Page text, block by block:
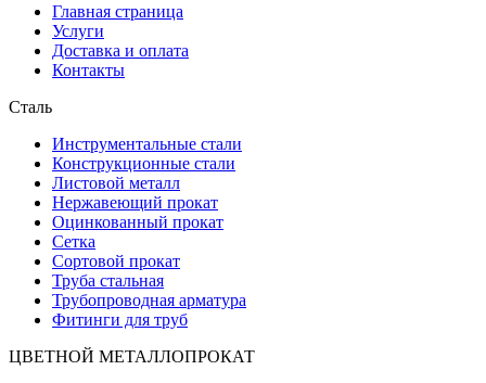
Главная страница
Услуги
Доставка и оплата
Контакты
Сталь
Инструментальные стали
Конструкционные стали
Листовой металл
Нержавеющий прокат
Оцинкованный прокат
Сетка
Сортовой прокат
Труба стальная
Трубопроводная арматура
Фитинги для труб
ЦВЕТНОЙ МЕТАЛЛОПРОКАТ